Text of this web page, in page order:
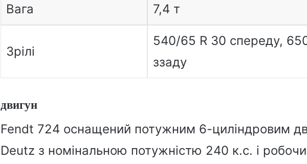
Вага 7,4 т
Зрілі
540/65 R 30 спереду,
ззаду
двигун
Fendt 724 оснащений потужним 6-циліндровим
Deutz з номінальною потужністю 240 к.с. і